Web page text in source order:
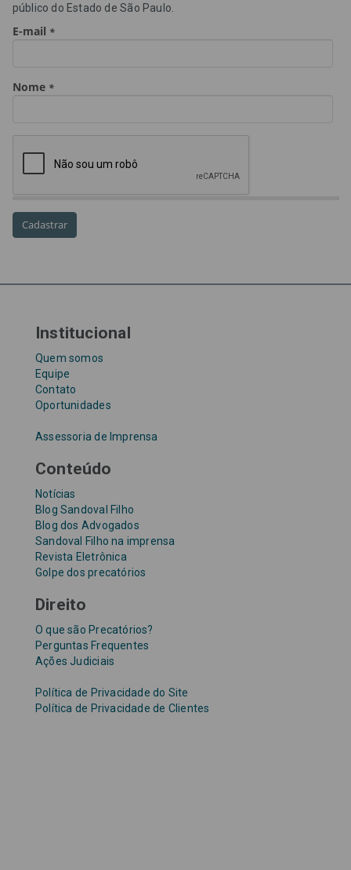
Dia dos Professores expediente
precatórios precatórios prioritários
Taxa Referencial
público do Estado de São Paulo.
Institucional
Quem somos
Equipe
Contato
Oportunidades
Assessoria de Imprensa
Conteúdo
Notícias
Blog Sandoval Filho
Blog dos Advogados
Sandoval Filho na imprensa
Revista Eletrônica
Golpe dos precatórios
Direito
O que são Precatórios?
Perguntas Frequentes
Ações Judiciais
Política de Privacidade do Site
Política de Privacidade de Clientes